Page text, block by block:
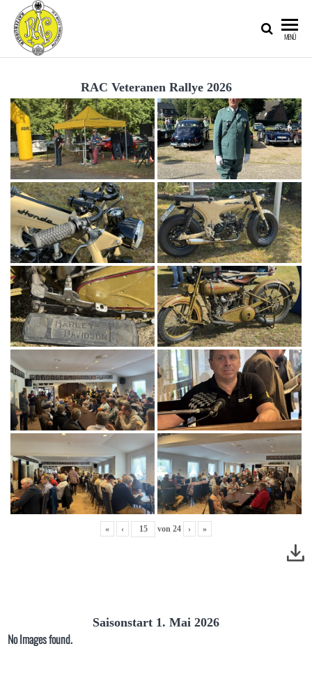
AUTOMOBIL-
CLUB IM
ADAC E.V.
MENÜ
RAC Veteranen Rallye 2026
« ‹ von 24 › »
Saisonstart 1. Mai 2026
No Images found.